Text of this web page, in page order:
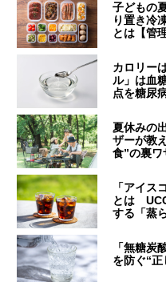
子どもの
り置き冷
とは【管
カロリー
ル」は血
点を糖尿
夏休みの
ザーが教
食”の裏ワ
「アイス
とは
する「蒸
「無糖
を防ぐ“